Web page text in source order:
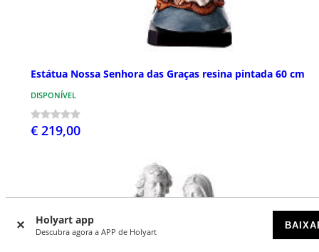
Holyart app
Descubra agora a APP de Holyart
Estátua Nossa Senhora das Graças resina pintada 60 cm
DISPONÍVEL
€ 219,00